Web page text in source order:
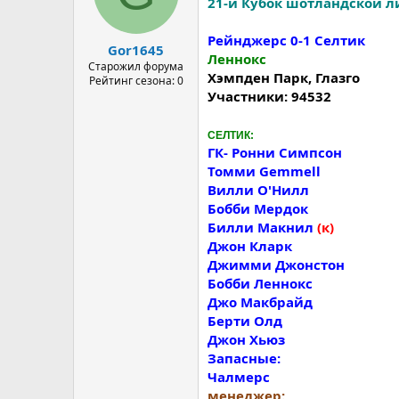
Gor1645
Старожил форума
Рейтинг сезона: 0
Рейнджерс 0-1 Селтик
Леннокс
Хэмпден Парк, Глазго
Участники: 94532
CEЛТИК:
ГК- Ронни Симпсон
Томми Gemmell
Вилли О'Нилл
Бобби Мердок
Билли Макнил (к)
Джон Кларк
Джимми Джонстон
Бобби Леннокс
Джо Макбрайд
Берти Олд
Джон Хьюз
Запасные:
Чалмерс
менеджер: